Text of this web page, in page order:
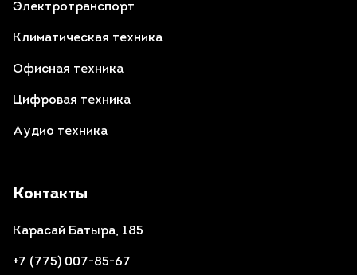
Контакты
Карасай Батыра, 185
+7 (775) 007-85-67
Электротранспорт
Климатическая техника
Офисная техника
Цифровая техника
Аудио техника